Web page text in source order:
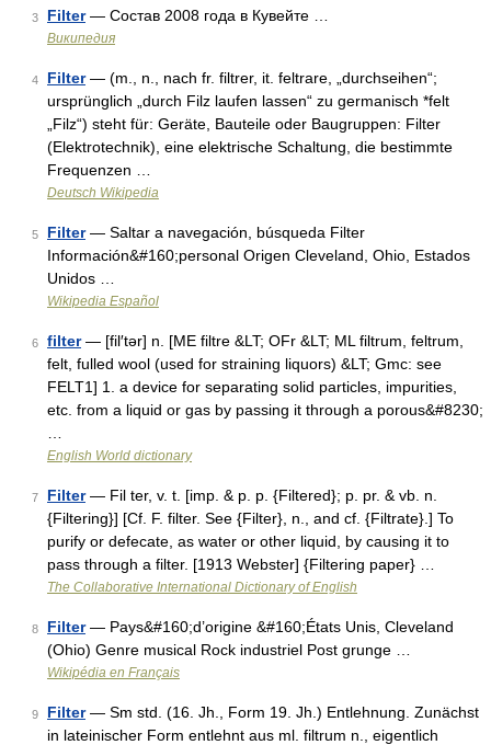
3 Filter— Состав 2008 года в Кувейте …
Википедия
4 Filter— (m., n., nach fr. filtrer, it. feltrare, „durchseihen“;
ursprünglich „durch Filz laufen lassen“ zu germanisch *felt
„Filz“) steht für: Geräte, Bauteile oder Baugruppen: Filter
(Elektrotechnik), eine elektrische Schaltung, die bestimmte
Frequenzen …
Deutsch Wikipedia
5 Filter— Saltar a navegación, búsqueda Filter
Información&#160;personal Origen Cleveland, Ohio, Estados
Unidos …
Wikipedia Español
6 filter— [fil′tər] n. [ME filtre &LT; OFr &LT; ML filtrum, feltrum,
felt, fulled wool (used for straining liquors) &LT; Gmc: see
FELT1] 1. a device for separating solid particles, impurities,
etc. from a liquid or gas by passing it through a porous&#8230;
English World dictionary
7 Filter— Fil ter, v. t. [imp. & p. p. {Filtered}; p. pr. & vb. n.
{Filtering}] [Cf. F. filter. See {Filter}, n., and cf. {Filtrate}.] To
purify or defecate, as water or other liquid, by causing it to
pass through a filter. [1913 Webster] {Filtering paper} …
The Collaborative International Dictionary of English
8 Filter— Pays&#160;d’origine &#160;États Unis, Cleveland
(Ohio) Genre musical Rock industriel Post grunge …
Wikipédia en Français
9 Filter— Sm std. (16. Jh., Form 19. Jh.) Entlehnung. Zunächst
in lateinischer Form entlehnt aus ml. filtrum n., eigentlich